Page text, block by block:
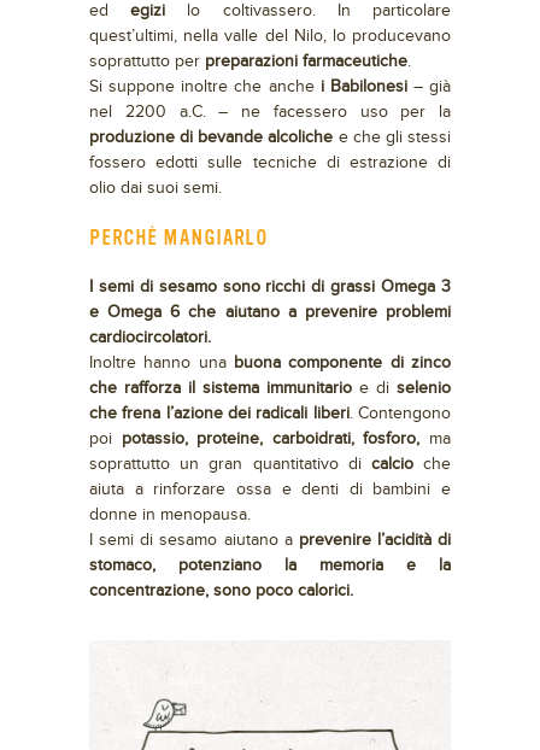
edegizi lo coltivassero. In particolare
quest’ultimi, nella valle del Nilo, lo producevano
soprattutto per preparazioni farmaceutiche.
Si suppone inoltre che anche i Babilonesi– già
nel 2200 a.C. – ne facessero uso per la
produzione di bevande alcoliche e che gli stessi
fossero edotti sulle tecniche di estrazione di
olio dai suoi semi.
PERCHÈ MANGIARLO
I semi di sesamo sono ricchi di grassi Omega 3
e Omega 6 che aiutano a prevenire problemi
cardiocircolatori.
Inoltre hanno una buona componente di zinco
che rafforza il sistema immunitario e di selenio
che frena l’azione dei radicali liberi. Contengono
poi potassio, proteine, carboidrati, fosforo, ma
soprattutto un gran quantitativo di calcioche
aiuta a rinforzare ossa e denti di bambini e
donne in menopausa.
I semi di sesamo aiutano a prevenire l’acidità di
stomaco, potenziano la memoria e la
concentrazione, sono poco calorici.